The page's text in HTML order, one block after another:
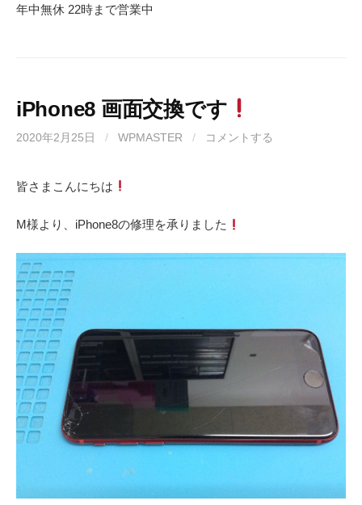
年中無休 22時まで営業中
iPhone8 画面交換です
2020年2月25日 / WPMASTER / コメントする
皆さまこんにちは
M様より、iPhone8の修理を承りました